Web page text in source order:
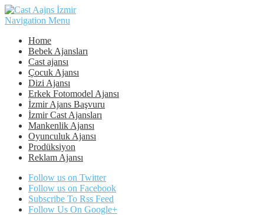
Navigation Menu
Home
Bebek Ajansları
Cast ajansı
Çocuk Ajansı
Dizi Ajansı
Erkek Fotomodel Ajansı
İzmir Ajans Başvuru
İzmir Cast Ajansları
Mankenlik Ajansı
Oyunculuk Ajansı
Prodüksiyon
Reklam Ajansı
Follow us on Twitter
Follow us on Facebook
Subscribe To Rss Feed
Follow Us On Google+